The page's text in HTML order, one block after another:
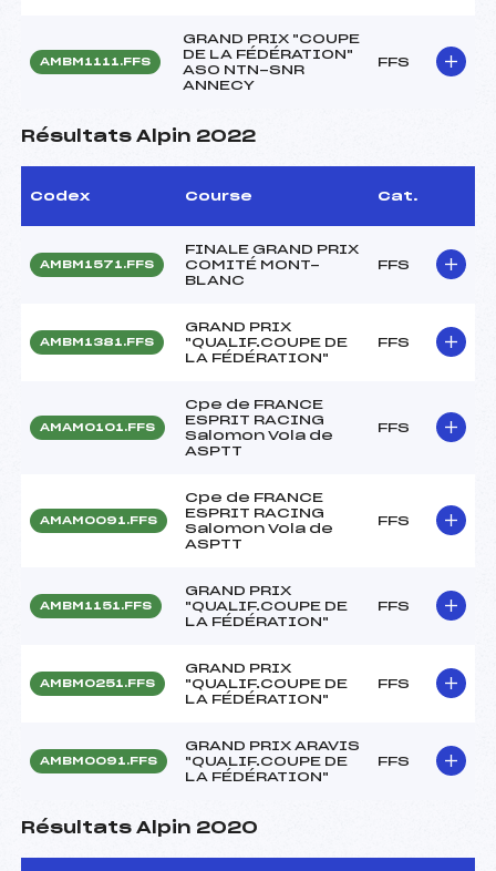
AMBM1111.FFS
GRAND PRIX "COUPE
DE LA FÉDÉRATION"
ASO NTN-SNR
ANNECY
FFS
Résultats Alpin 2022
Codex Course Cat.
AMBM1571.FFS
FINALE GRAND PRIX
COMITÉ MONT-
BLANC
FFS
AMBM1381.FFS
GRAND PRIX
"QUALIF.COUPE DE
LA FÉDÉRATION"
FFS
AMAM0101.FFS
Cpe de FRANCE
ESPRIT RACING
Salomon Vola de
ASPTT
FFS
AMAM0091.FFS
Cpe de FRANCE
ESPRIT RACING
Salomon Vola de
ASPTT
FFS
AMBM1151.FFS
GRAND PRIX
"QUALIF.COUPE DE
LA FÉDÉRATION"
FFS
AMBM0251.FFS
GRAND PRIX
"QUALIF.COUPE DE
LA FÉDÉRATION"
FFS
AMBM0091.FFS
GRAND PRIX ARAVIS
"QUALIF.COUPE DE
LA FÉDÉRATION"
FFS
Résultats Alpin 2020